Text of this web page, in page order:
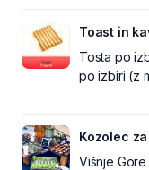
Toast in
Tosta po
po izbiri (z
Kozolec
Višnje